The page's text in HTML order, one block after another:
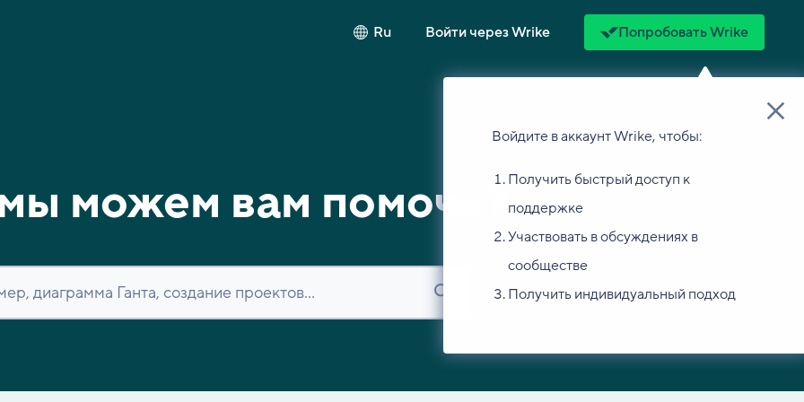
Ru Войти через Wrike Попробовать Wrike
Войдите в аккаунт Wrike, чтобы:
Получить быстрый доступ к
поддержке
Участвовать в обсуждениях в
сообществе
Получить индивидуальный подход
можем вам помочь?